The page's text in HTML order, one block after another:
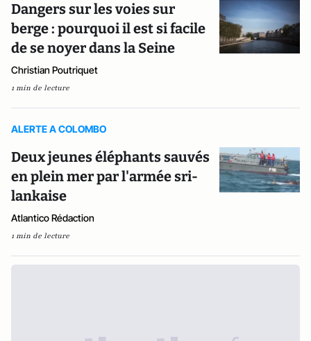
Dangers sur les voies sur
berge : pourquoi il est si facile
de se noyer dans la Seine
Christian Poutriquet
1 min de lecture
ALERTE A COLOMBO
Deux jeunes éléphants sauvés
en plein mer par l'armée sri-
lankaise
Atlantico Rédaction
1 min de lecture